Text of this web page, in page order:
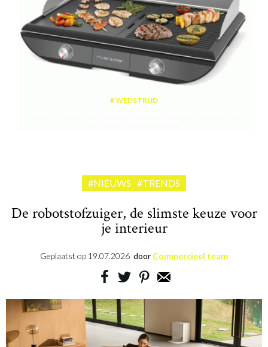
WEDSTRIJD
#NIEUWS #TRENDS
De robotstofzuiger, de slimste keuze voor
je interieur
Geplaatst op 19.07.2026 door Commercieel team